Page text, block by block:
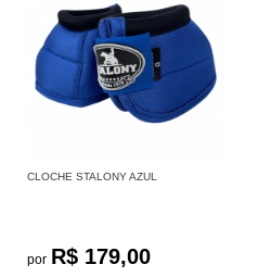
CLOCHE STALONY AZUL
por R$ 179,00